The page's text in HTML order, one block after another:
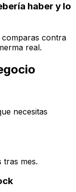
haber y lo
comparas contra
real.
necesitas
tras mes.